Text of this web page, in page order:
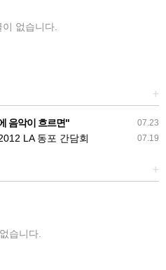
없습니다.
+
07.23
음악이 흐르면"
07.19
LA 동포 간담회
+
습니다.